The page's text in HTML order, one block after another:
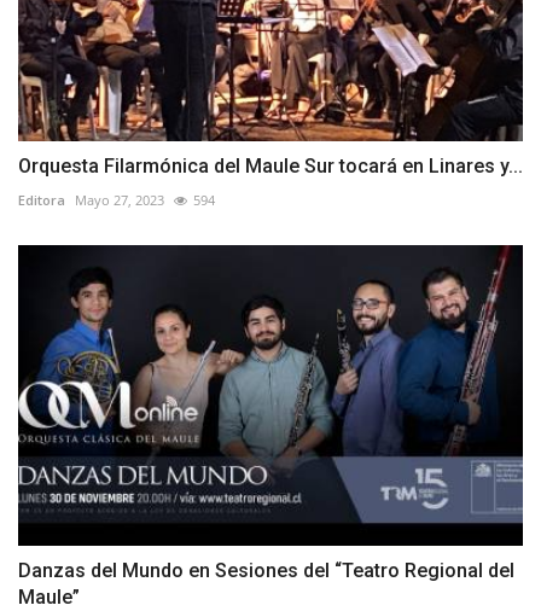
Orquesta Filarmónica del Maule Sur tocará en Linares y...
Editora Mayo 27, 2023 594
Danzas del Mundo en Sesiones del “Teatro Regional del
Maule”